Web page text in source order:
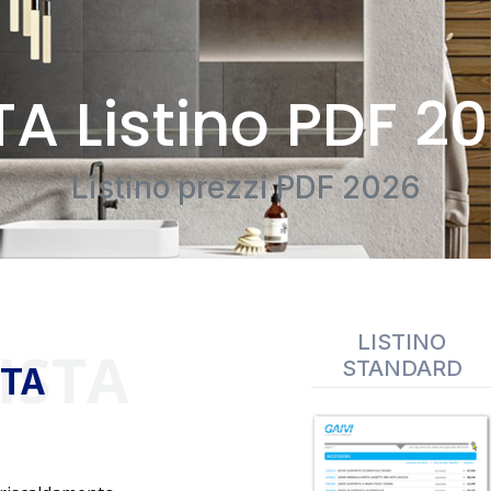
Listino PDF
Listino prezzi PDF 2026
LISTINO
STANDARD